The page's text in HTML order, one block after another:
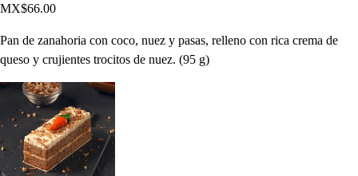
MX$66.00
Pan de zanahoria con coco, nuez y pasas, relleno con rica crema de
queso y crujientes trocitos de nuez. (95 g)